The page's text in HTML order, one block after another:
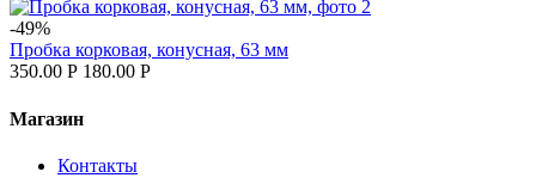
-49%
Пробка корковая, конусная, 63 мм
350.00 Р 180.00 Р
Магазин
Контакты